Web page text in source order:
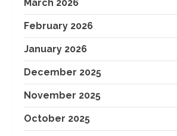
March 2026
February 2026
January 2026
December 2025
November 2025
October 2025